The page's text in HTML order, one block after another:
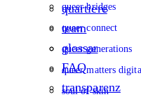
queer bridges
queer connect
queer generations
queer matters
soul of skin
quartiere
team
glossar
FAQ
transparenz